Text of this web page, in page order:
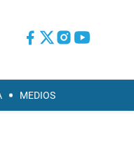
MEDIOS